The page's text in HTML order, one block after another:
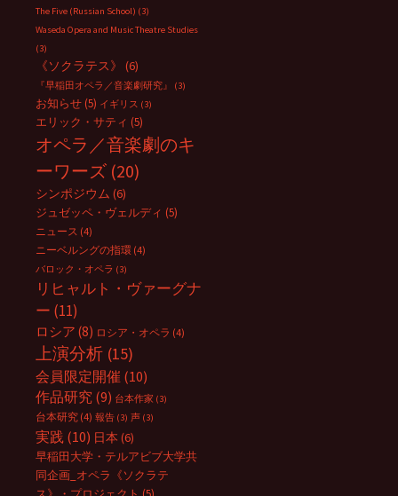
The Five (Russian School) (3)
Waseda Opera and Music Theatre Studies
(3)
《ソクラテス》 (6)
『早稲田オペラ／音楽劇研究』 (3)
お知らせ (5) イギリス (3)
エリック・サティ (5)
オペラ／音楽劇のキ
ーワーズ (20)
シンポジウム (6)
ジュゼッペ・ヴェルディ (5)
ニュース (4)
ニーベルングの指環 (4)
バロック・オペラ (3)
リヒャルト・ヴァーグナ
ー (11)
ロシア (8) ロシア・オペラ (4)
上演分析 (15)
会員限定開催 (10)
作品研究 (9) 台本作家 (3)
台本研究 (4) 報告 (3) 声 (3)
実践 (10) 日本 (6)
早稲田大学・テルアビブ大学共
同企画_オペラ《ソクラテ